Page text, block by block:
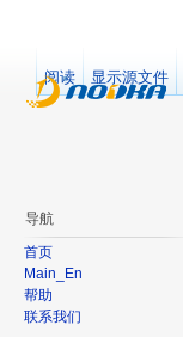
阅读 显示源文件
导航
首页
Main_En
帮助
联系我们